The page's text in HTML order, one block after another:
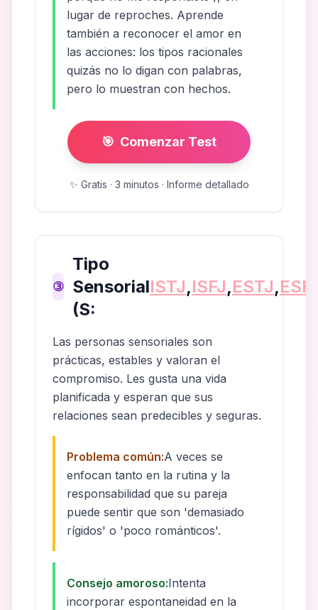
lugar de reproches. Aprende
también a reconocer el amor en
las acciones: los tipos racionales
quizás no lo digan con palabras,
pero lo muestran con hechos.
🎯 Comenzar Test
✨ Gratis · 3 minutos · Informe detallado
③
Tipo
Sensorial
(S:
ISTJ,ISFJ,ESTJ,
Las personas sensoriales son
prácticas, estables y valoran el
compromiso. Les gusta una vida
planificada y esperan que sus
relaciones sean predecibles y seguras.
Problema común:A veces se
enfocan tanto en la rutina y la
responsabilidad que su pareja
puede sentir que son 'demasiado
rígidos' o 'poco románticos'.
Consejo amoroso:Intenta
incorporar espontaneidad en la